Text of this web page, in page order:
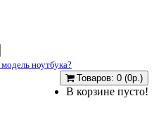
ноутбука?
Товаров: 0 (0р.)
В корзине пусто!